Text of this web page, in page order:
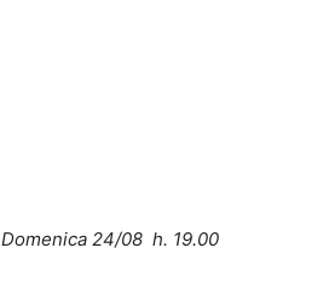
Domenica 24/08 h. 19.00